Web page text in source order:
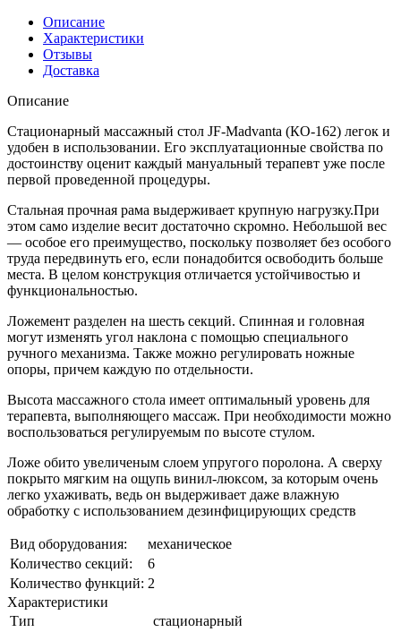
Описание
Характеристики
Отзывы
Доставка
Описание
Стационарный массажный стол JF-Madvanta (КО-162) легок и
удобен в использовании. Его эксплуатационные свойства по
достоинству оценит каждый мануальный терапевт уже после
первой проведенной процедуры.
Стальная прочная рама выдерживает крупную нагрузку.При
этом само изделие весит достаточно скромно. Небольшой вес
— особое его преимущество, поскольку позволяет без особого
труда передвинуть его, если понадобится освободить больше
места. В целом конструкция отличается устойчивостью и
функциональностью.
Ложемент разделен на шесть секций. Спинная и головная
могут изменять угол наклона с помощью специального
ручного механизма. Также можно регулировать ножные
опоры, причем каждую по отдельности.
Высота массажного стола имеет оптимальный уровень для
терапевта, выполняющего массаж. При необходимости можно
воспользоваться регулируемым по высоте стулом.
Ложе обито увеличеным слоем упругого поролона. А сверху
покрыто мягким на ощупь винил-люксом, за которым очень
легко ухаживать, ведь он выдерживает даже влажную
обработку с использованием дезинфицирующих средств
Вид оборудования:
механическое
Количество секций:
6
Количество функций: 2
Характеристики
Тип
стационарный